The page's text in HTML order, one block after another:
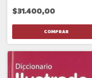
$31.400,00